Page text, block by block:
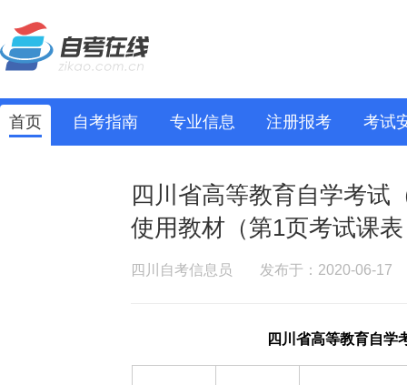
首页 自考指南 专业信息 注册报考 考试
四川省高等教育自学考试
使用教材（第1页考试课
四川自考信息员 发布于：2020-06-17
四川省高等教育自学